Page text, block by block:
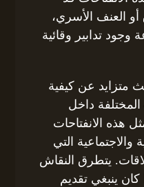
العنف الأسري،
تدابير وقائية
متزايد عن كيفية
داخل
هذه الانفتاحات
والاجتماعية التي
يتطرق النقاش
كان ينبغي تقديم